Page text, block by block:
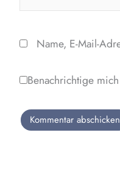
Name, E-Mail-
Benachrichtige